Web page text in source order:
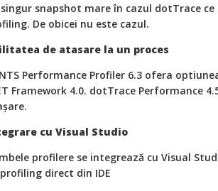
snapshot mare în cazul dotTrace
De obicei nu este cazul.
de atasare la un proces
Performance Profiler 6.3 ofera
Framework 4.0. dotTrace Performance
cu Visual Studio
profilere se integrează cu Visual
direct din IDE